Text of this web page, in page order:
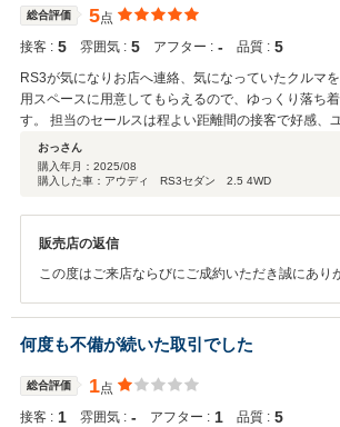
う、しっかりサポートさせていただきますのでよ
げます。
総合評価 5点
接客 : 5 雰囲気 : 5 アフター : ‐ 品質 : 5
RS3が気になりお店へ連絡、気になっていたクルマ
用スペースに用意してもらえるので、ゆっくり落ち
す。 担当のセールスは程よい距離間の接客で好感、ユーザー目線で色々提案
してくれます。 すばらしい... 店舗はけして広くはありませんが、Ａｕｄｉの
コンセプトを体現したショールームにカッコイイ映
れているRS3、R8などを見てその気になり、そのま
おっさん
購入年月： 2025/08
購入した車：アウディ RS3セダン 2.5 4WD
販売店の返信
この度はご来店ならびにご成約いただき誠にあり
スの接客や提案にもご満足いただけたとのお言葉
ョールームの雰囲気や展示車両もお楽しみいただ
いただけたことスタッフ一同嬉しく思っておりま
を存分にお楽しみいただけるよう全力でサポート
永いお付き合いをよろしくお願い申し上げます。
何度も不備が続いた取引でした
総合評価 1点
接客 : 1 雰囲気 : ‐ アフター : 1 品質 : 5